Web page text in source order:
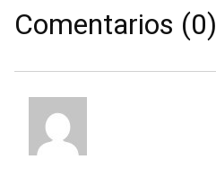
Comentarios (0)